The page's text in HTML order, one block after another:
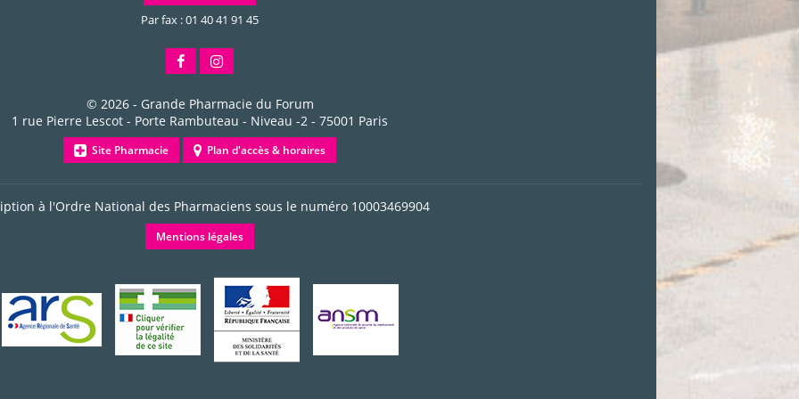
Par fax : 01 40 41 91 45
© 2026 - Grande Pharmacie du Forum
1 rue Pierre Lescot - Porte Rambuteau - Niveau -2 - 75001 Paris
Site Pharmacie Plan d'accès & horaires
à l'Ordre National des Pharmaciens sous le numéro 10003469904
Mentions légales